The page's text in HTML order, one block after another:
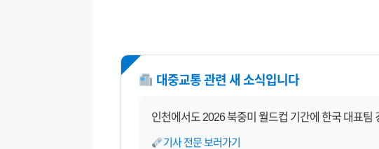
NEW 대중교통 관련 새 소식입니다
인천에서도 2026 북중미 월드컵 기간에 한국 대표팀
기사 전문 보러가기